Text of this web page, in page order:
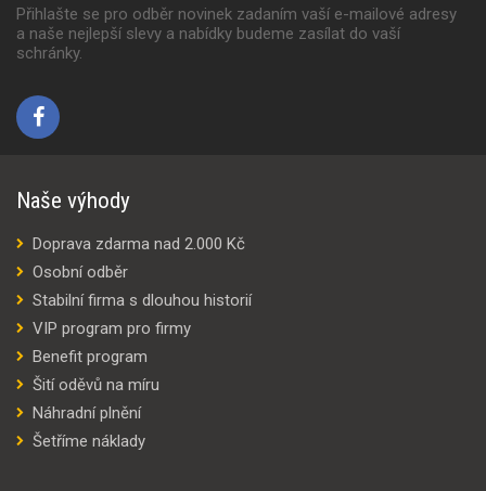
Přihlašte se pro odběr novinek zadaním vaší e-mailové adresy
a naše nejlepší slevy a nabídky budeme zasílat do vaší
schránky.
Naše výhody
Doprava zdarma nad 2.000 Kč
Osobní odběr
Stabilní firma s dlouhou historií
VIP program pro firmy
Benefit program
Šití oděvů na míru
Náhradní plnění
Šetříme náklady